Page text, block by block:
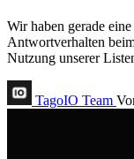
Wir haben gerade
Antwortverhalten
Nutzung unserer
TagoIO Team